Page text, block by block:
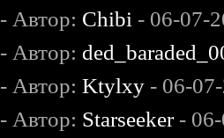
- Автор: Chibi - 06-07-
- Автор:
- Автор:Ktylxy - 06-
- Автор: Starseeker- 06-